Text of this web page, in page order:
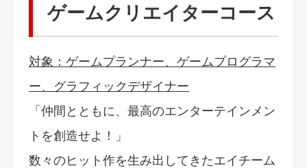
ゲームクリエイターコース
対象：ゲームプランナー、ゲームプログラマ
ー、グラフィックデザイナー
「仲間とともに、最高のエンターテインメン
トを創造せよ！」
数々のヒット作を生み出してきたエイチーム